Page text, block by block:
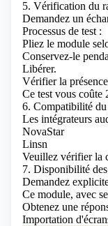
5. Vérification du
Demandez un
Processus de test :
Pliez le module
Conservez-le
Libérer.
Vérifier la
Ce test vous coûte
6. Compatibilité
Les intégrateurs
NovaStar
Linsn
Veuillez vérifier la
7. Disponibilité des
Demandez
Ce module, avec
Obtenez une
Importation